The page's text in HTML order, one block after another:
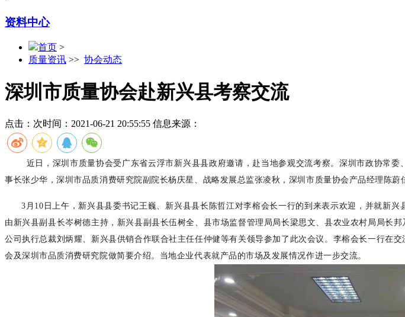
资料中心
首页 >
质量资讯 >> 协会动态
深圳市质量协会赴新兴县考察交流
点击： 次时间：2021-06-21 20:55:55 信息来源：
近日，深圳市质量协会受广东省云浮市新兴县县政府邀请，赴当地参观交流考察。深圳市政协常
事长张少华，深圳市品质消费研究院副院长杨庆星、战略发展总监张凌秋，深圳市质量协会产品经理陈蔚
3月10日上午，新兴县县委书记王巍、新兴县县长陈哲江对李榕会长一行的到来表示欢迎，并就新兴
由新兴县副县长岑树德主持，新兴县副县长伍树全、县市场监督管理局局长梁思文、县农业农村局局长
公司执行总裁刘炳耀、新兴县供销合作联合社主任任仲健等有关领导参加了此次会议。李榕会长一行在
会及深圳市品质消费研究院做简要介绍。当地企业代表就产品的市场及发展情况作进一步交流。